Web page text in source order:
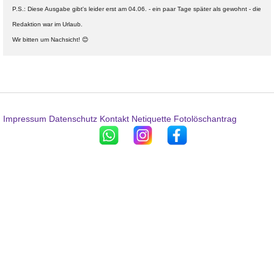
P.S.: Diese Ausgabe gibt's leider erst am 04.06. - ein paar Tage später als gewohnt - die
Redaktion war im Urlaub.
Wir bitten um Nachsicht! 😊
Impressum Datenschutz Kontakt Netiquette Fotolöschantrag